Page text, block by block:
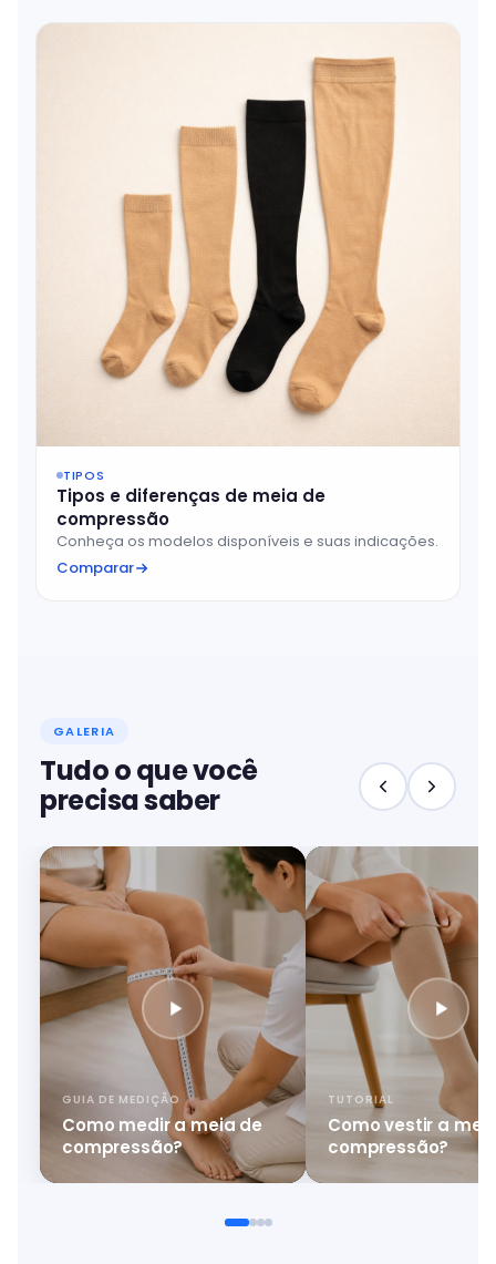
TIPOS
Tipos e diferenças de meia de
compressão
Conheça os modelos disponíveis e suas indicações.
Comparar
GALERIA
Tudo o que você
precisa saber
GUIA DE MEDIÇÃO
Como medir a meia de
compressão?
TUTORIAL
Como vestir a
compressão?